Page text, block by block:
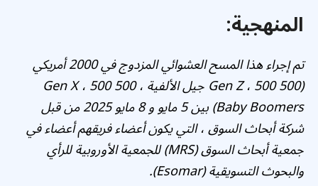
المنهجية:
تم إجراء هذا المسح العشوائي المزدوج في 2000 أمريكي
(500 Gen Z ، 500 جيل الألفية ، 500 Gen X ، 500
Baby Boomers) بين 5 مايو و 8 مايو 2025 من قبل
شركة أبحاث السوق ، التي يكون أعضاء فريقهم أعضاء في
جمعية أبحاث السوق (MRS) للجمعية الأوروبية للرأي
والبحوث التسويقية (Esomar).